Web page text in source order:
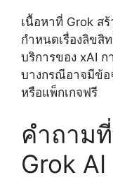
เนื้อหาที่ Grok ส
กำหนดเรื่องลิขสิ
บริการของ xAI
บางกรณีอาจมีข้อ
หรือแพ็กเกจฟรี
คำถาม
Grok AI